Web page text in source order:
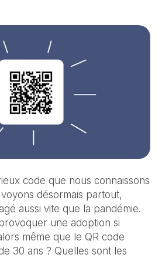
code que nous connaissons
désormais partout,
aussi vite que la pandémie.
une adoption si
même que le QR code
30 ans ? Quelles sont les